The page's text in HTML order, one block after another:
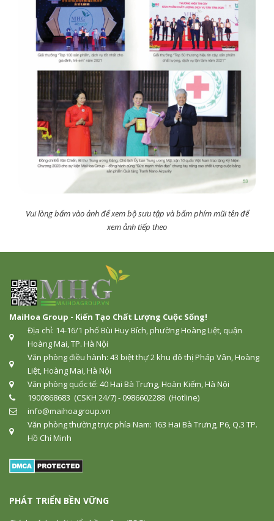
Vui lòng bấm vào ảnh để xem bộ sưu tập và bấm phím mũi tên để
xem ảnh tiếp theo
MaiHoa Group - Kiến Tạo Chất Lượng Cuộc Sống!
Địa chỉ: 14-16/1 phố Bùi Huy Bích, phường Hoàng Liệt, quận
Hoàng Mai, TP. Hà Nội
Văn phòng điều hành: 43 biệt thự 2 khu đô thị Pháp Vân, Hoàng
Liệt, Hoàng Mai, Hà Nội
Văn phòng quốc tế: 40 Hai Bà Trưng, Hoàn Kiếm, Hà Nội
1900868683 (CSKH 24/7) - 0986602288 (Hotline)
info@maihoagroup.vn
Văn phòng thường trực phía Nam: 163 Hai Bà Trưng, P6, Q.3 TP.
Hồ Chí Minh
PHÁT TRIỂN BỀN VỮNG